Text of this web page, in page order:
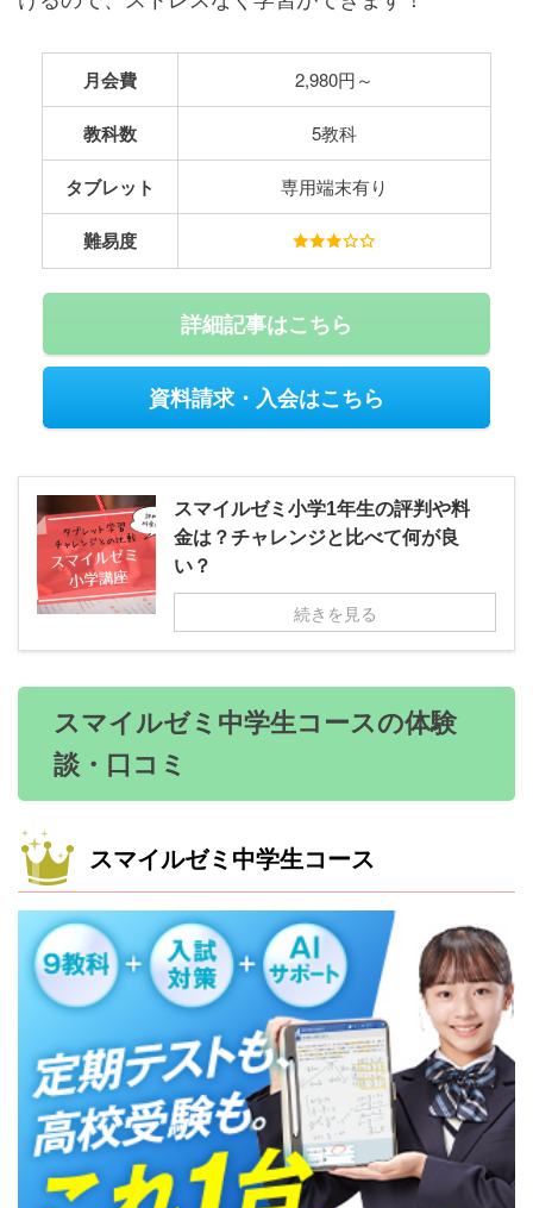
月会費 2,980円～
教科数 5教科
タブレット 専用端末有り
難易度
詳細記事はこちら
資料請求・入会はこちら
スマイルゼミ小学1年生の評判や料
金は？チャレンジと比べて何が良
い？
続きを見る
スマイルゼミ中学生コースの体験
談・口コミ
スマイルゼミ中学生コース